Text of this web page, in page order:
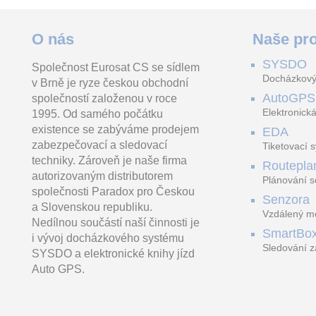
Závit M 14 pro použití na
úhlových bruskách, Dlouhá
životnost a rychlý postup při
vrtání
833.94 Kč
vč. DPH 1 009.07 Kč
JB-128N Modul pro
ovládání hlavic
Jednotka pro nezávislé
výtahový
mechanika pro
O nás
Společnost Eurosat CS se sídlem
v Brně je ryze českou obchodní
společností založenou v roce
1995. Od samého počátku
existence se zabýváme prodejem
zabezpečovací a sledovací
techniky. Zároveň je naše firma
autorizovaným distributorem
společnosti Paradox pro Českou
a Slovenskou republiku.
Nedílnou součástí naší činnosti je
i vývoj docházkového systému
SYSDO a elektronické knihy jízd
Auto GPS.
Naše
SYSDO
AutoGPS
EDA
Tiketovací
Plánování
Senzora
Vzdálený
Sledování